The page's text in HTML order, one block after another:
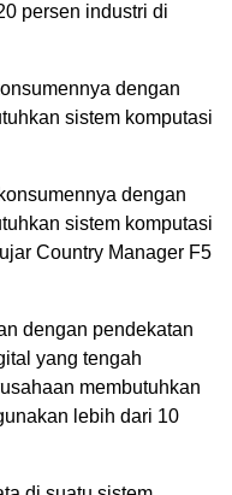
persen industri di
dengan
sistem komputasi
dengan
sistem komputasi
Country Manager F5
dengan pendekatan
yang tengah
membutuhkan
lebih dari 10